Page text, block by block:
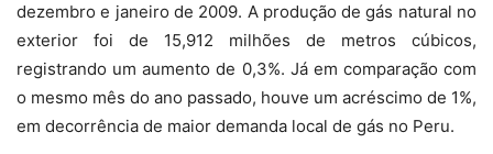
dezembro e janeiro de 2009. A produção de gás natural no
exterior foi de 15,912 milhões de metros cúbicos,
registrando um aumento de 0,3%. Já em comparação com
o mesmo mês do ano passado, houve um acréscimo de 1%,
em decorrência de maior demanda local de gás no Peru.